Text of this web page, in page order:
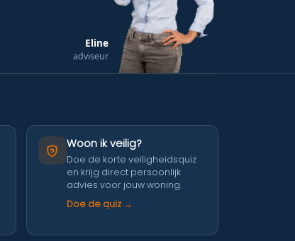
Eline
adviseur
Woon ik veilig?
Doe de korte veiligheidsquiz
en krijg direct persoonlijk
advies voor jouw woning.
Doe de quiz →